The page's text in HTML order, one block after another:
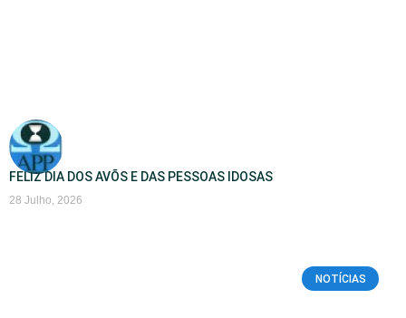
FELIZ DIA DOS AVÕS E DAS PESSOAS IDOSAS
28 Julho, 2026
NOTÍCIAS